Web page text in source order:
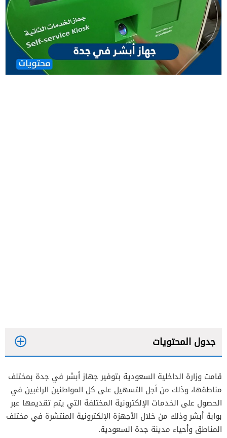
جدول المحتويات
قامت وزارة الداخلية السعودية بتوفير جهاز أبشر في جدة بمختلف
مناطقها، وذلك من أجل التسهيل على كل المواطنين الراغبين في
الحصول على الخدمات الإلكترونية المختلفة التي يتم تقديمها عبر
بوابة أبشر وذلك من خلال الأجهزة الإلكترونية المنتشرة في مختلف
المناطق وأحياء مدينة جدة السعودية.